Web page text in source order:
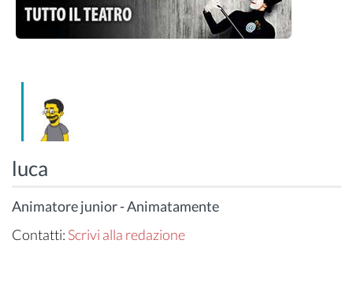
luca
Animatore junior - Animatamente
Contatti: Scrivi alla redazione